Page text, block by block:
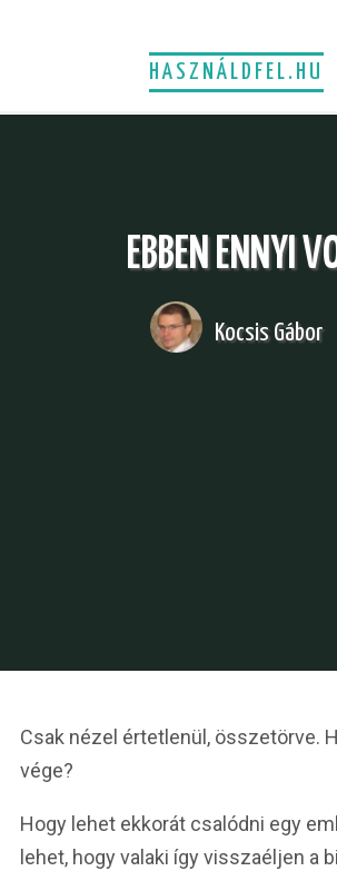
HASZNÁLDFEL.HU
EBBEN ENNYI
Kocsis Gábor
Csak nézel értetlenül, összetörve.
vége?
Hogy lehet ekkorát csalódni egy
lehet, hogy valaki így visszaéljen a